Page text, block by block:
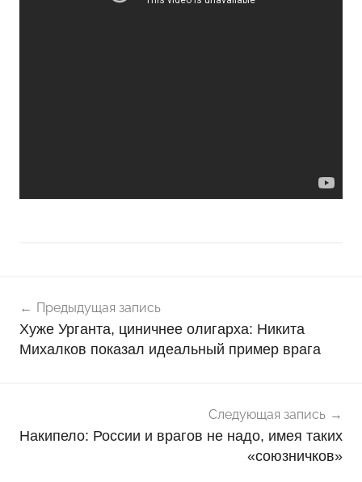
о
в
о
по
записям
Предыдущая запись
Хуже Урганта, циничнее олигарха: Никита
Михалков показал идеальный пример врага
Следующая запись
Накипело: России и врагов не надо, имея таких
«союзничков»